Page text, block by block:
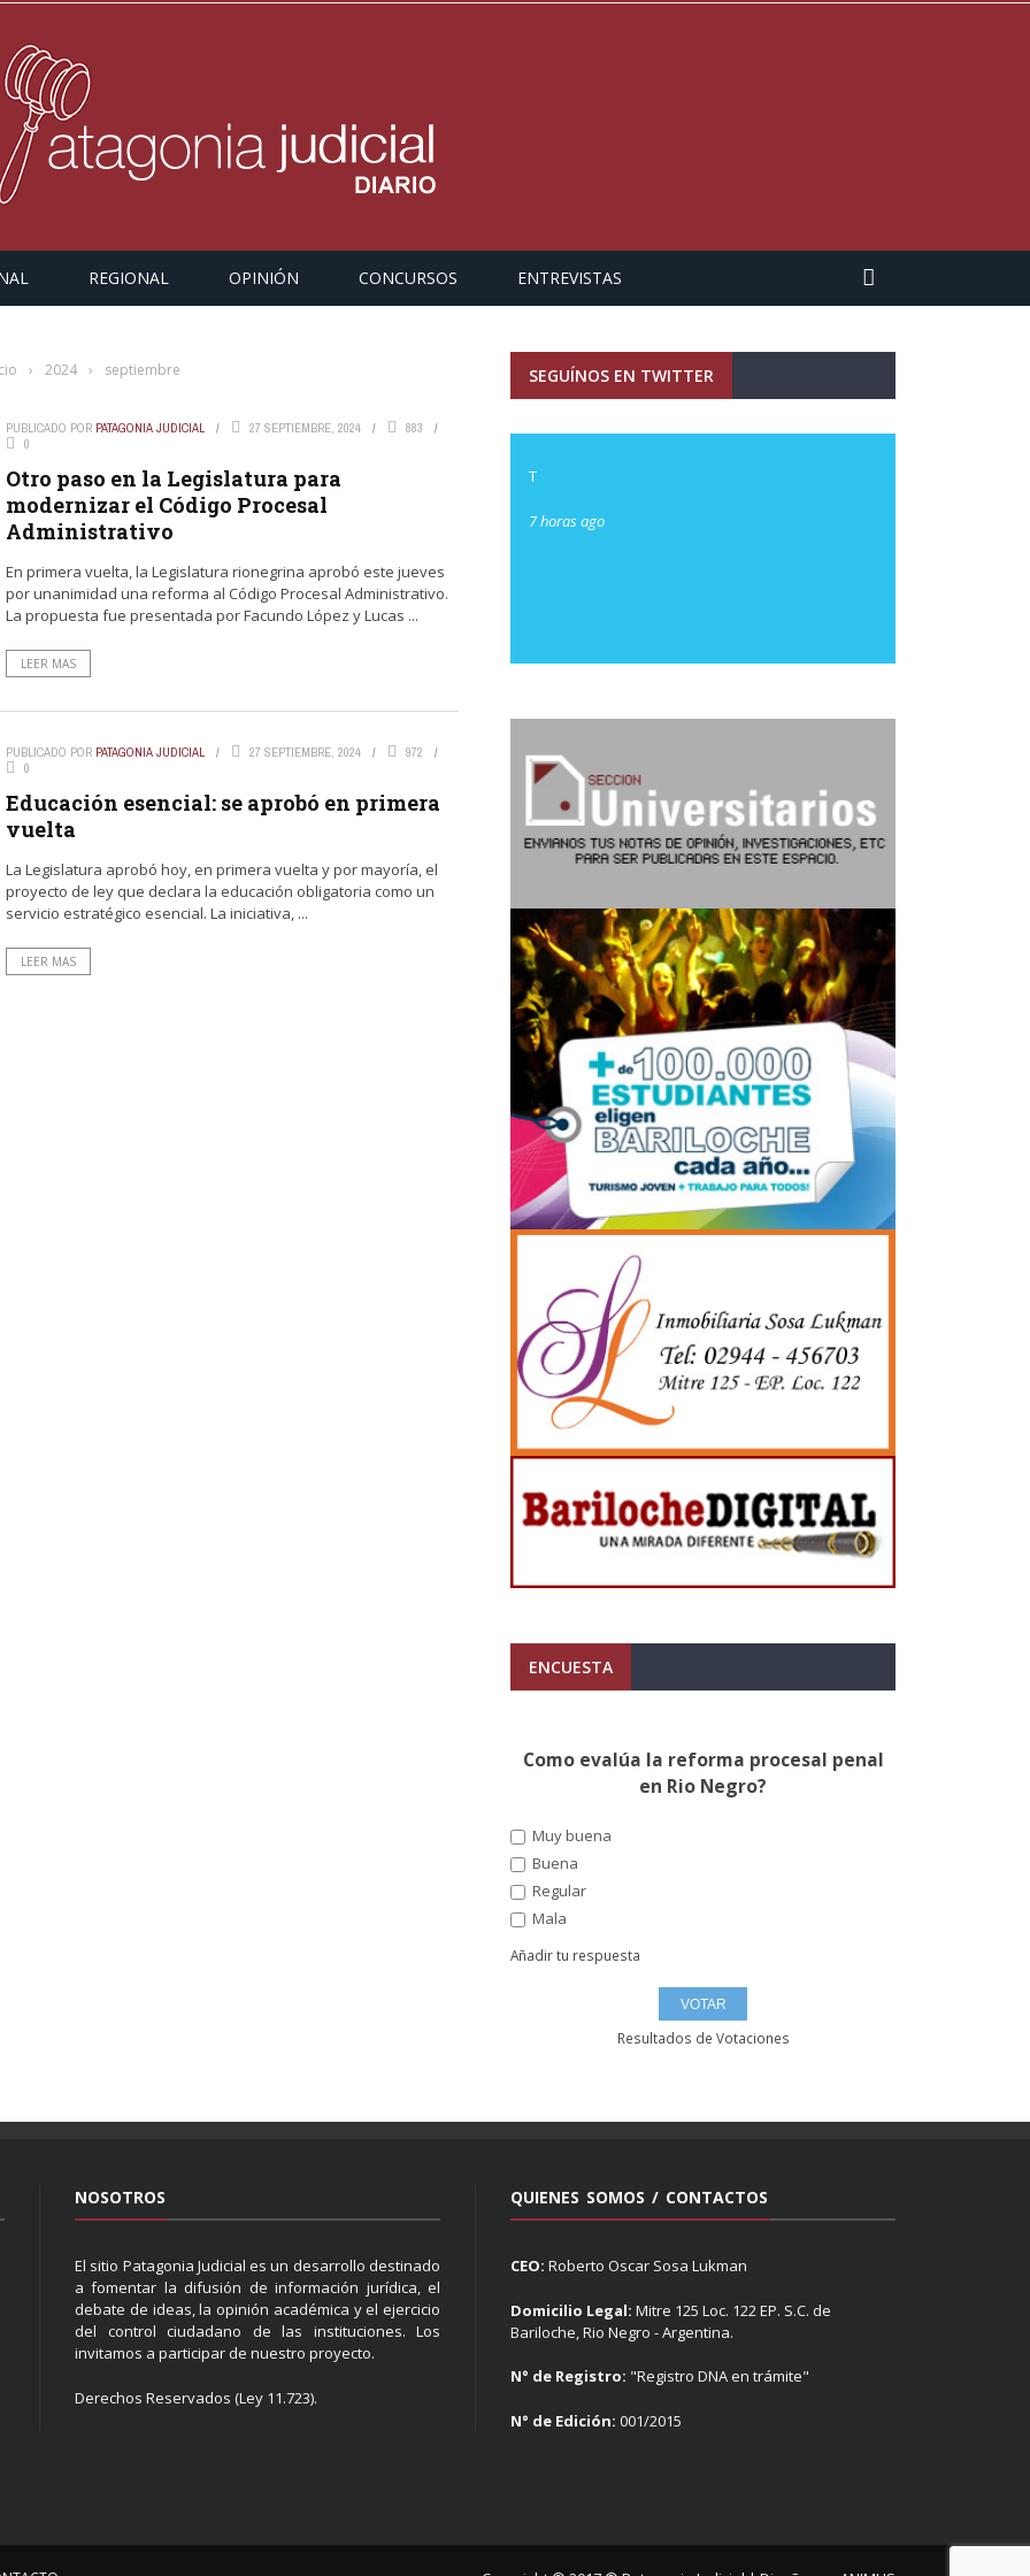
REGIONAL OPINIÓN CONCURSOS ENTREVISTAS
› 2024 › septiembre
PUBLICADO POR PATAGONIA JUDICIAL 27 SEPTIEMBRE, 2024
883
0
Otro paso en la Legislatura para
modernizar el Código Procesal
Administrativo
En primera vuelta, la Legislatura rionegrina aprobó este jueves
por unanimidad una reforma al Código Procesal Administrativo.
La propuesta fue presentada por Facundo López y Lucas ...
LEER MAS
PUBLICADO POR PATAGONIA JUDICIAL 27 SEPTIEMBRE, 2024
972
0
Educación esencial: se aprobó en primera
vuelta
La Legislatura aprobó hoy, en primera vuelta y por mayoría, el
proyecto de ley que declara la educación obligatoria como un
servicio estratégico esencial. La iniciativa, ...
LEER MAS
SEGUÍNOS EN TWITTER
T
7 horas ago
T
7 horas ago
ENCUESTA
Como evalúa la reforma procesal penal
en Rio Negro?
Muy buena
Buena
Regular
Mala
Añadir tu respuesta
Resultados de Votaciones
NOSOTROS
El sitio Patagonia Judicial es un desarrollo destinado
a fomentar la difusión de información jurídica, el
debate de ideas, la opinión académica y el ejercicio
del control ciudadano de las instituciones. Los
invitamos a participar de nuestro proyecto.
Derechos Reservados (Ley 11.723).
QUIENES SOMOS / CONTACTOS
CEO: Roberto Oscar Sosa Lukman
Domicilio Legal: Mitre 125 Loc. 122 EP. S.C. de
Bariloche, Rio Negro - Argentina.
N° de Registro: "Registro DNA en trámite"
N° de Edición: 001/2015